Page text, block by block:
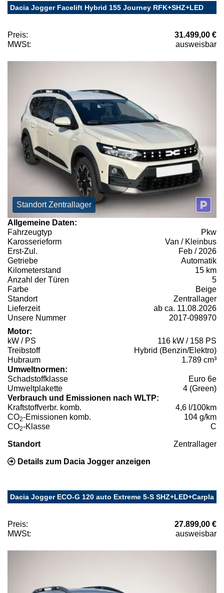
Dacia Jogger Facelift Hybrid 155 Journey RFK+SHZ+LED
Preis:
31.499,00 €
MWSt:
ausweisbar
Standort Zentrallager
Allgemeine Daten:
Fahrzeugtyp
Pkw
Karosserieform
Van / Kleinbus
Erst-Zul.
Feb / 2026
Getriebe
Automatik
Kilometerstand
15 km
Anzahl der Türen
5
Farbe
Beige
Standort
Zentrallager
Lieferzeit
ab ca. 11.08.2026
Unsere Nummer
2017-098970
Motor:
kW / PS
116 kW / 158 PS
Treibstoff
Hybrid (Benzin/Elektro)
Hubraum
1.789 cm³
Umweltnormen:
Schadstoffklasse
Euro 6e
Umweltplakette
4 (Green)
Verbrauch und Emissionen nach WLTP:
Kraftstoffverbr. komb.
4,6 l/100km
CO2-Emissionen komb.
104 g/km
CO2-Klasse C
Standort Zentrallager
Details zum Dacia Jogger anzeigen
Dacia Jogger ECO-G 120 auto Extreme 5-S SHZ+LED+Carpla
Preis:
27.899,00 €
MWSt:
ausweisbar